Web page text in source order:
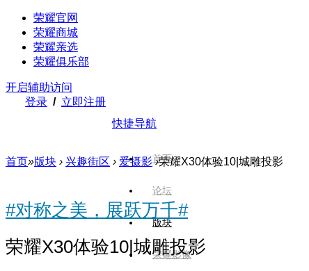
荣耀官网
荣耀商城
荣耀亲选
荣耀俱乐部
开启辅助访问
登录 / 立即注册
快捷导航
首页
论坛
版块
荣耀影像
首页»版块 › 兴趣街区 › 爱摄影 ›荣耀X30体验10|城雕投影
#对称之美，展跃万千#
荣耀X30体验10|城雕投影